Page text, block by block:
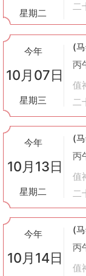
星期二
二
今年
10月07日
星期三
(
丙
值
二
今年
10月13日
星期二
(
丙
值
二
今年
10月14日
(
丙
值